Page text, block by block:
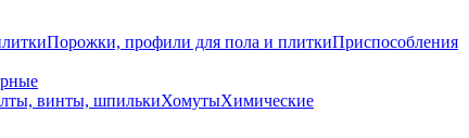
Порожки, профили для пола и плиткиПриспособления
винты, шпилькиХомутыХимические